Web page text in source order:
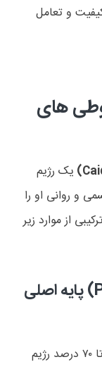
و تعامل
های
یک رژیم
و روانی او را
از موارد زیر
پایه اصلی
۷۰ درصد رژیم